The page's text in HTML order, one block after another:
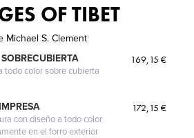
OF TIBET
Michael S. Clement
todo color sobre cubierta
169,15 €
con diseño a todo color
en el forro exterior
172,15 €